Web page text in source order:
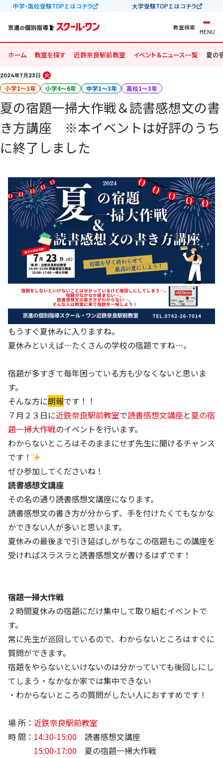
中学・高校受験TOP∑はコチラ 大学受験TOP∑はコチラ
教室検索
MENU
ホーム 教室を探す 近鉄奈良駅前教室 イベント＆ニュース一覧 夏の
2024年7月 23日 火
小学1〜3年 小学4〜6年 中学1〜3年 高校1〜3年
夏の宿題一掃大作戦＆読書感想文の書
き方講座 ※本イベントは好評のうち
に終了しました
もうすぐ夏休みに入りますね。
夏休みといえば…たくさんの学校の宿題ですね…。
宿題が多すぎて毎年困っている方も少なくないと思いま
す。
そんな方に朗報です！！
７月２３日に近鉄奈良駅前教室で読書感想文講座と夏の宿
題一掃大作戦のイベントを行います。
わからないところはそのままにせず先生に聞けるチャンス
です！
ぜひ参加してくださいね！
読書感想文講座
その名の通り読書感想文講座になります。
読書感想文の書き方が分からず、手を付けたくてもなかな
かできない人が多いと思います。
夏休みの最後まで引き延ばしがちなこの宿題もこの講座を
受ければスラスラと読書感想文が書けるはずです！
宿題一掃大作戦
２時間夏休みの宿題にだけ集中して取り組むイベントで
す。
常に先生が巡回しているので、わからないところはすぐに
質問ができます。
宿題をやらないといけないのは分かっていても後回しにし
てしまう・なかなか家では集中できない
・わからないところの質問がしたい人におすすめです！
場 所： 近鉄奈良駅前教室
時 間： 14:30-15:00 読書感想文講座
15:00-17:00 夏の宿題一掃大作戦